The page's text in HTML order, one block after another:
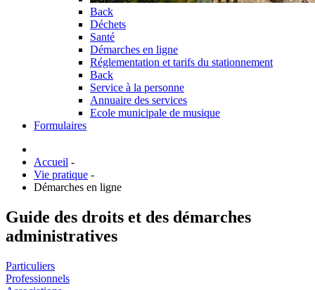
Back
Déchets
Santé
Démarches en ligne
Réglementation et tarifs du stationnement
Back
Service à la personne
Annuaire des services
Ecole municipale de musique
Formulaires
Accueil -
Vie pratique -
Démarches en ligne
Guide des droits et des démarches
administratives
Particuliers
Professionnels